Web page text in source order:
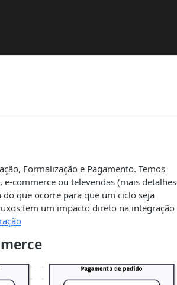
Formalização e Pagamento. Temos
commerce ou televendas (mais detalhes
que ocorre para que um ciclo seja
tem um impacto direto na integração